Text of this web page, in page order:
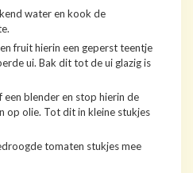
water en kook de
fruit hierin een geperst teentje
ui. Bak dit tot de ui glazig is
een blender en stop hierin de
op olie. Tot dit in kleine stukjes
tomaten stukjes mee